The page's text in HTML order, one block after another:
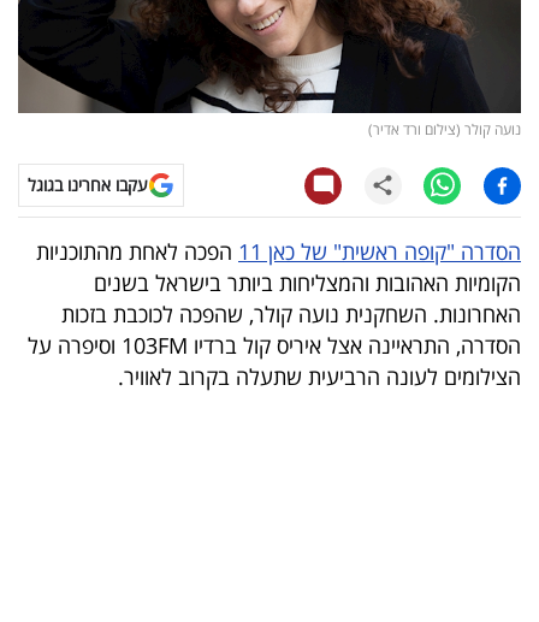
עסקית
קריפטו
ויראלי
טלוויזיה
עסקי
ספורט
קריירה
ולימודים
נועה קולר (צילום ורד אדיר)
עקבו אחרינו בגוגל
הסדרה "קופה ראשית" של כאן 11
הפכה לאחת מהתוכניות
הקומיות האהובות והמצליחות ביותר בישראל בשנים
האחרונות. השחקנית נועה קולר, שהפכה לכוכבת בזכות
הסדרה, התראיינה אצל איריס קול ברדיו 103FM וסיפרה על
הצילומים לעונה הרביעית שתעלה בקרוב לאוויר.